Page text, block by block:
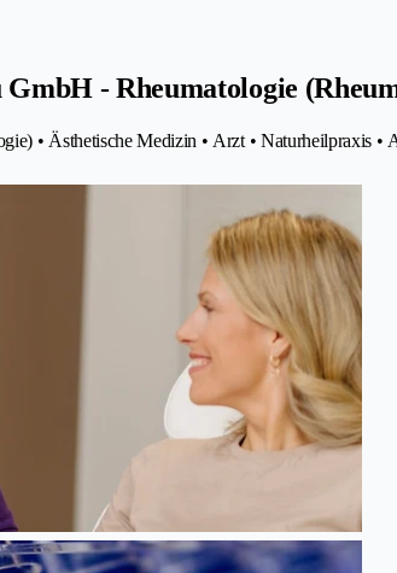
GmbH - Rheumatologie
• Ästhetische Medizin • Arzt • Naturheilpraxis